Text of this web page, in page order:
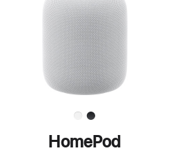
了
解
HomePod<
HomePod